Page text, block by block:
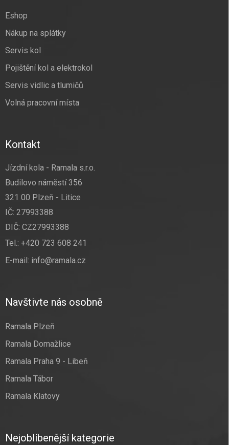
Eshop
Nákup na splátky
Servis kol
Pojištění kol a elektrokol
Servis vidlic a tlumičů
Volná pracovní místa
Kontakt
Jízdní kola - Ramala s.r.o.
Budilovo náměstí 356
321 00 Plzeň - Litice
IČ: 27993388
DIČ: CZ27993388
Tel.: +420 723 608 241
E-mail: info@ramala.cz
Navštivte nás osobně
Ramala Plzeň
Ramala Domažlice
Ramala Praha 9 - Libeň
Ramala Tábor
Ramala Klatovy
Nejoblíbenější kategorie